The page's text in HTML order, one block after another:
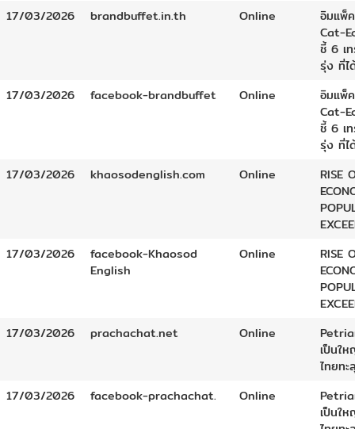
17/03/2026
brandbuffet.in.th Online
อิมแพ็
Cat-
ชี้ 6 เ
รุ่ง ที่ไ
17/03/2026
facebook-brandbuffet Online
อิมแพ็
Cat-
ชี้ 6 เ
รุ่ง ที่ไ
17/03/2026
khaosodenglish.com Online
RISE
17/03/2026
facebook-Khaosod
English
Online
RISE
17/03/2026
prachachat.net Online
เป็นใ
ไทยท
17/03/2026
facebook-prachachat. Online
เป็นใ